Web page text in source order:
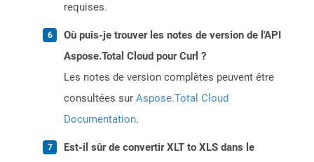
requises.
Où puis-je trouver les notes de version de l'API
Aspose.Total Cloud pour Curl ?
Les notes de version complètes peuvent être
consultées sur Aspose.Total Cloud
Documentation.
Est-il sûr de convertir XLT to XLS dans le